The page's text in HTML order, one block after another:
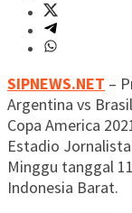
SIPNEWS.NET –
Argentina vs
Copa America
Estadio
Minggu tanggal
Indonesia Barat.